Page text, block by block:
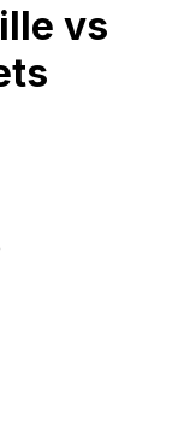
vs